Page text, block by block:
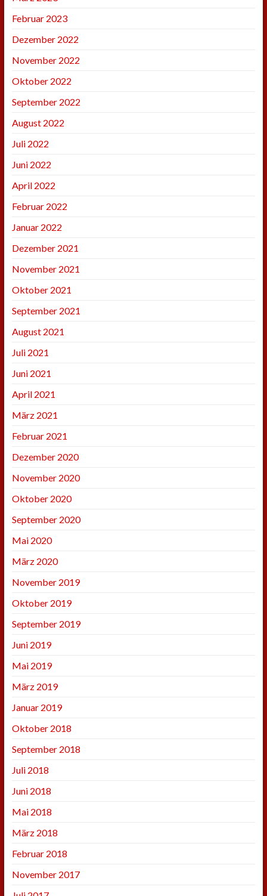
Februar 2023
Dezember 2022
November 2022
Oktober 2022
September 2022
August 2022
Juli 2022
Juni 2022
April 2022
Februar 2022
Januar 2022
Dezember 2021
November 2021
Oktober 2021
September 2021
August 2021
Juli 2021
Juni 2021
April 2021
März 2021
Februar 2021
Dezember 2020
November 2020
Oktober 2020
September 2020
Mai 2020
März 2020
November 2019
Oktober 2019
September 2019
Juni 2019
Mai 2019
März 2019
Januar 2019
Oktober 2018
September 2018
Juli 2018
Juni 2018
Mai 2018
März 2018
Februar 2018
November 2017